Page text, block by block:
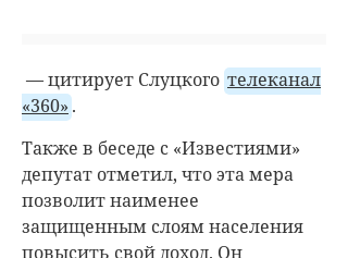
— цитирует Слуцкого телеканал
«360» .
Также в беседе с «Известиями»
депутат отметил, что эта мера
позволит наименее
защищенным слоям населения
повысить свой доход. Он